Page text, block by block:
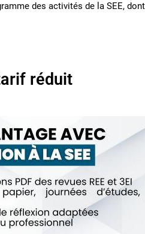
des activités de la SEE,
réduit